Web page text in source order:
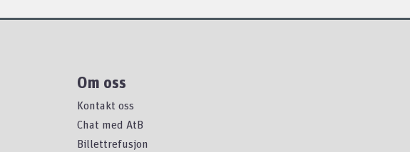
Om oss
Kontakt oss
Chat med AtB
Billettrefusjon